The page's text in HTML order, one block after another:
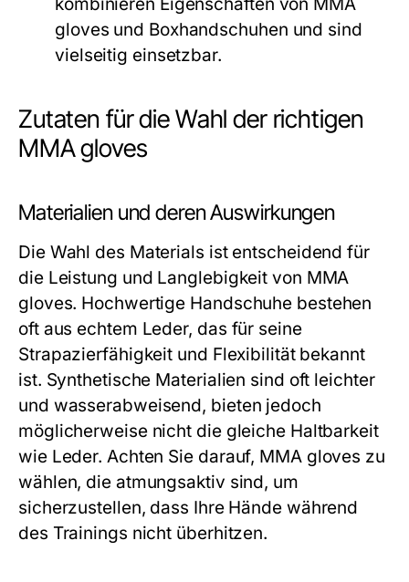
kombinieren Eigenschaften von MMA
gloves und Boxhandschuhen und sind
vielseitig einsetzbar.
Zutaten für die Wahl der richtigen
MMA gloves
Materialien und deren Auswirkungen
Die Wahl des Materials ist entscheidend für
die Leistung und Langlebigkeit von MMA
gloves. Hochwertige Handschuhe bestehen
oft aus echtem Leder, das für seine
Strapazierfähigkeit und Flexibilität bekannt
ist. Synthetische Materialien sind oft leichter
und wasserabweisend, bieten jedoch
möglicherweise nicht die gleiche Haltbarkeit
wie Leder. Achten Sie darauf, MMA gloves zu
wählen, die atmungsaktiv sind, um
sicherzustellen, dass Ihre Hände während
des Trainings nicht überhitzen.